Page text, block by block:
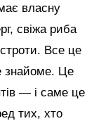
власну
свіжа риба
Все це
знайоме. Це
— і саме це
тих, хто